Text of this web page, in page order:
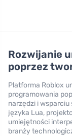
Rozwijanie
poprzez
Platforma Roblox
programowania
narzędzi i
języka Lua,
umiejętności
branży